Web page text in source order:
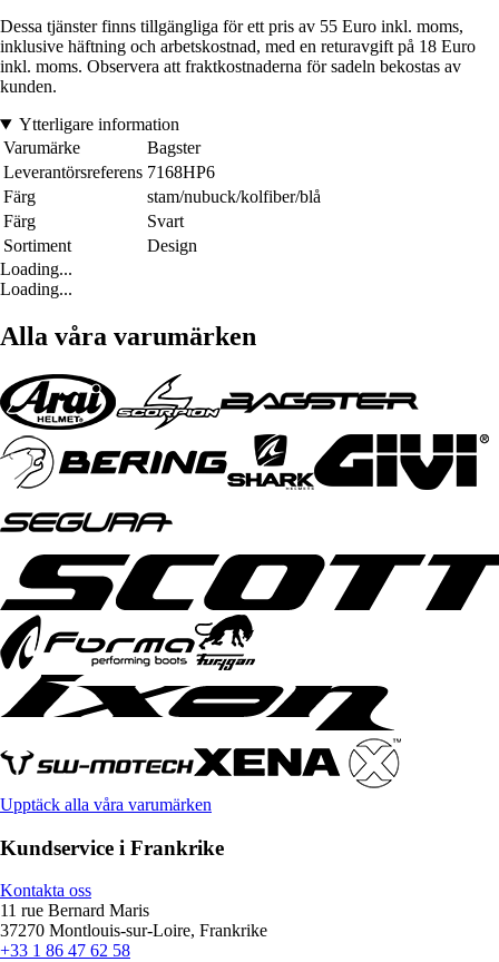
Dessa tjänster finns tillgängliga för ett pris av 55 Euro inkl. moms,
inklusive häftning och arbetskostnad, med en returavgift på 18 Euro
inkl. moms. Observera att fraktkostnaderna för sadeln bekostas av
kunden.
Ytterligare information
Varumärke
Bagster
Leverantörsreferens 7168HP6
Färg
stam/nubuck/kolfiber/blå
Färg
Svart
Sortiment
Design
Loading...
Loading...
Alla våra varumärken
Upptäck alla våra varumärken
Kundservice i Frankrike
Kontakta oss
11 rue Bernard Maris
37270 Montlouis-sur-Loire, Frankrike
+33 1 86 47 62 58